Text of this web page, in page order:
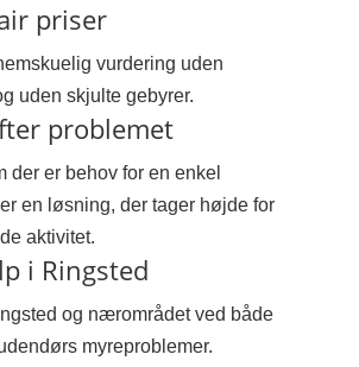
priser
vurdering uden
uden skjulte gebyrer.
problemet
der er behov for en enkel
en løsning, der tager højde for
aktivitet.
i Ringsted
og nærområdet ved både
myreproblemer.